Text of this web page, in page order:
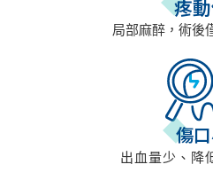
疼
局部麻醉，術後
傷
出血量少、降